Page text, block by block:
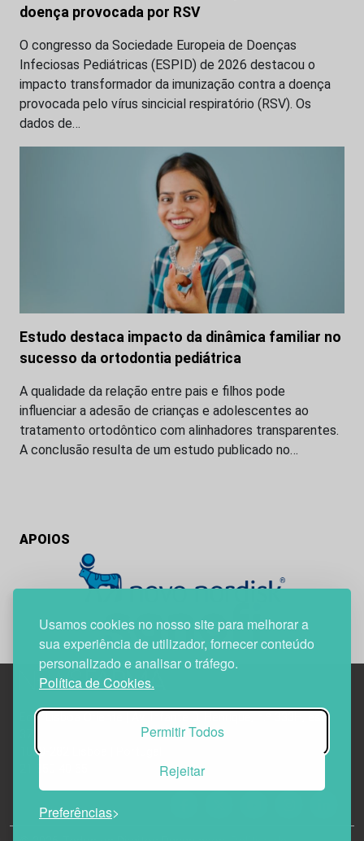
Usamos cookies no nosso site para melhorar a
sua experiência de utilizador, fornecer conteúdo
personalizado e analisar o tráfego.
Política de Cookies.
Permitir Todos
Rejeitar
Preferências
doença provocada por RSV
O congresso da Sociedade Europeia de Doenças
Infeciosas Pediátricas (ESPID) de 2026 destacou o
impacto transformador da imunização contra a doença
provocada pelo vírus sincicial respiratório (RSV). Os
dados de…
Estudo destaca impacto da dinâmica familiar no
sucesso da ortodontia pediátrica
A qualidade da relação entre pais e filhos pode
influenciar a adesão de crianças e adolescentes ao
tratamento ortodôntico com alinhadores transparentes.
A conclusão resulta de um estudo publicado no…
APOIOS
Edif. Lisboa Oriente | Av. Infante D. Henrique, n.º 333H, esc.
1800-282 Lisboa | Portugal